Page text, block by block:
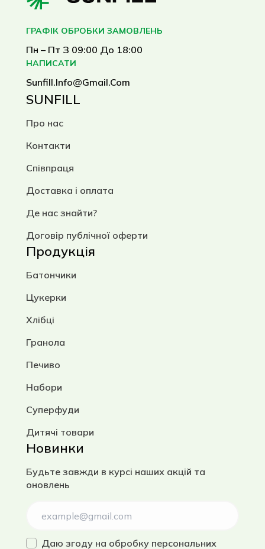
ГРАФІК ОБРОБКИ ЗАМОВЛЕНЬ
Пн – Пт З 09:00 До 18:00
НАПИСАТИ
Sunfill.info@gmail.com
SUNFILL
Про нас
Контакти
Співпраця
Доставка і оплата
Де нас знайти?
Договір публічної оферти
Продукція
Батончики
Цукерки
Хлібці
Гранола
Печиво
Набори
Суперфуди
Дитячі товари
Новинки
Будьте завжди в курсі наших акцій та
оновлень
Даю згоду на обробку персональних